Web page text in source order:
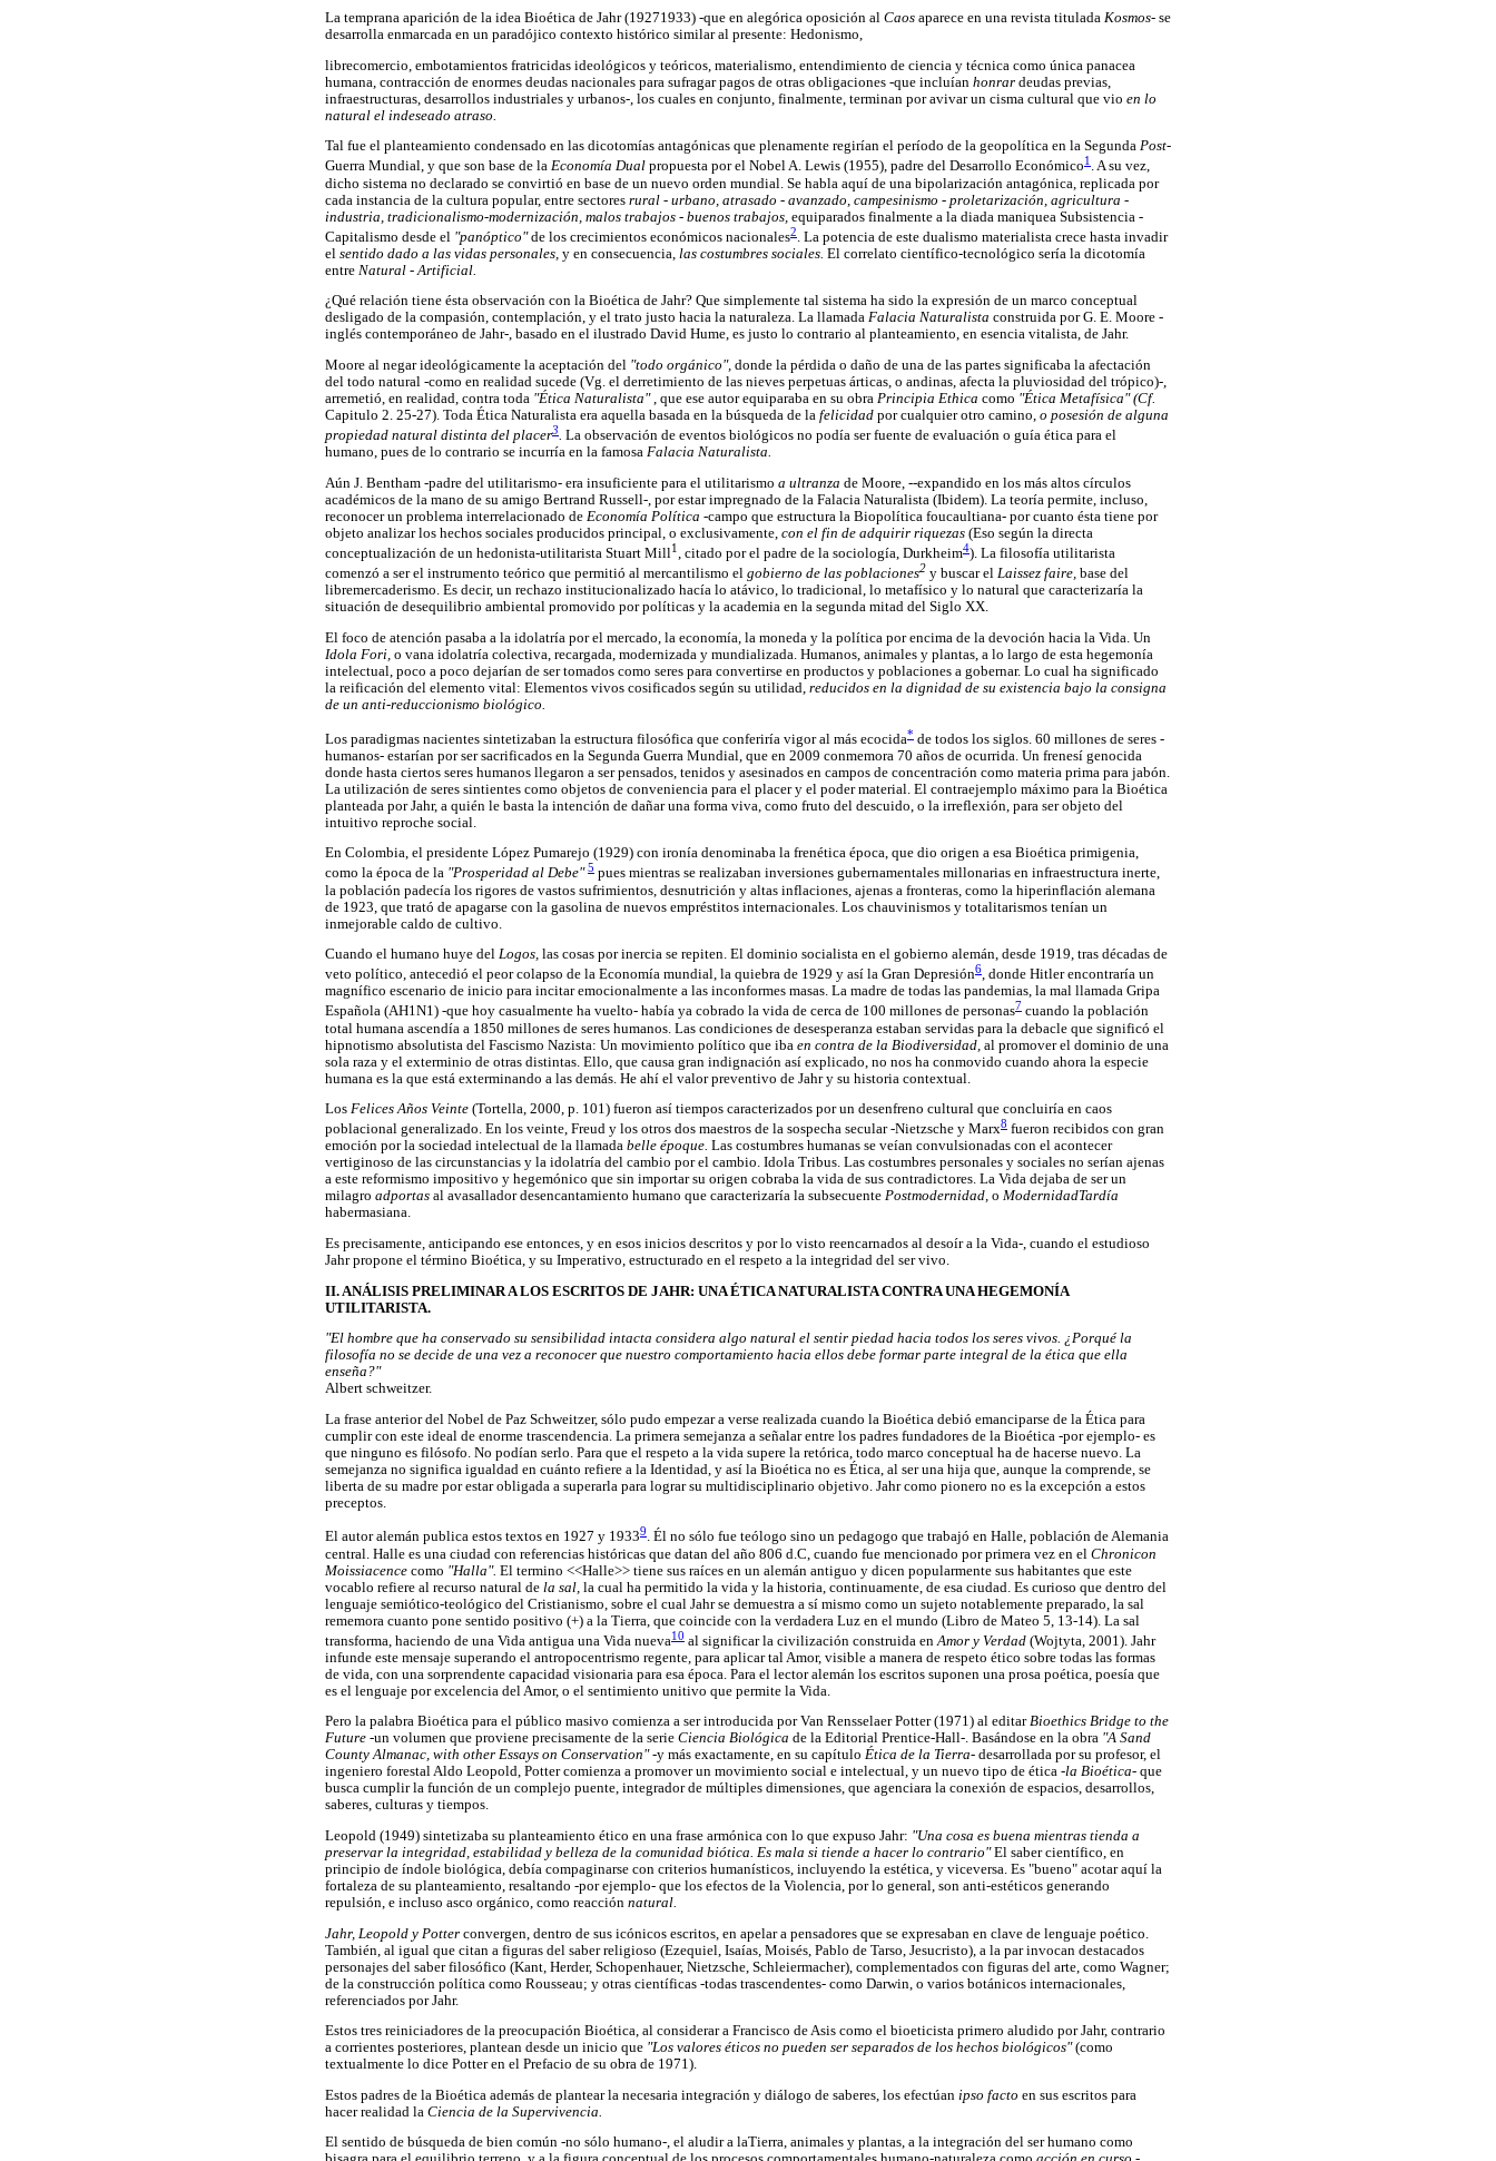
La temprana aparición de la idea Bioética de Jahr (19271933) -que en alegórica oposición al Caos aparece en una revista titulada Kosmos- se
desarrolla enmarcada en un paradójico contexto histórico similar al presente: Hedonismo,
librecomercio, embotamientos fratricidas ideológicos y teóricos, materialismo, entendimiento de ciencia y técnica como única panacea
humana, contracción de enormes deudas nacionales para sufragar pagos de otras obligaciones -que incluían honrar deudas previas,
infraestructuras, desarrollos industriales y urbanos-, los cuales en conjunto, finalmente, terminan por avivar un cisma cultural que vio en lo
natural el indeseado atraso.
Tal fue el planteamiento condensado en las dicotomías antagónicas que plenamente regirían el período de la geopolítica en la Segunda Post-
Guerra Mundial, y que son base de la Economía Dual propuesta por el Nobel A. Lewis (1955), padre del Desarrollo Económico1. A su vez,
dicho sistema no declarado se convirtió en base de un nuevo orden mundial. Se habla aquí de una bipolarización antagónica, replicada por
cada instancia de la cultura popular, entre sectores rural - urbano, atrasado - avanzado, campesinismo - proletarización, agricultura -
industria, tradicionalismo-modernización, malos trabajos - buenos trabajos, equiparados finalmente a la diada maniquea Subsistencia -
Capitalismo desde el "panóptico"de los crecimientos económicos nacionales2. La potencia de este dualismo materialista crece hasta invadir
el sentido dado a las vidas personales, y en consecuencia, las costumbres sociales. El correlato científico-tecnológico sería la dicotomía
entre Natural - Artificial.
¿Qué relación tiene ésta observación con la Bioética de Jahr? Que simplemente tal sistema ha sido la expresión de un marco conceptual
desligado de la compasión, contemplación, y el trato justo hacia la naturaleza. La llamada Falacia Naturalista construida por G. E. Moore -
inglés contemporáneo de Jahr-, basado en el ilustrado David Hume, es justo lo contrario al planteamiento, en esencia vitalista, de Jahr.
Moore al negar ideológicamente la aceptación del "todo orgánico", donde la pérdida o daño de una de las partes significaba la afectación
del todo natural -como en realidad sucede (Vg. el derretimiento de las nieves perpetuas árticas, o andinas, afecta la pluviosidad del trópico)-,
arremetió, en realidad, contra toda "Ética Naturalista", que ese autor equiparaba en su obra Principia Ethica como "Ética Metafísica" (Cf.
Capitulo 2. 25-27). Toda Ética Naturalista era aquella basada en la búsqueda de la felicidad por cualquier otro camino, o posesión de alguna
propiedad natural distinta del placer3. La observación de eventos biológicos no podía ser fuente de evaluación o guía ética para el
humano, pues de lo contrario se incurría en la famosa Falacia Naturalista.
Aún J. Bentham -padre del utilitarismo- era insuficiente para el utilitarismo a ultranza de Moore, --expandido en los más altos círculos
académicos de la mano de su amigo Bertrand Russell-, por estar impregnado de la Falacia Naturalista (Ibidem). La teoría permite, incluso,
reconocer un problema interrelacionado de Economía Política -campo que estructura la Biopolítica foucaultiana- por cuanto ésta tiene por
objeto analizar los hechos sociales producidos principal, o exclusivamente, con el fin de adquirir riquezas (Eso según la directa
conceptualización de un hedonista-utilitarista Stuart Mill1 , citado por el padre de la sociología, Durkheim4). La filosofía utilitarista
comenzó a ser el instrumento teórico que permitió al mercantilismo el gobierno de las poblaciones2 y buscar el Laissez faire, base del
libremercaderismo. Es decir, un rechazo institucionalizado hacía lo atávico, lo tradicional, lo metafísico y lo natural que caracterizaría la
situación de desequilibrio ambiental promovido por políticas y la academia en la segunda mitad del Siglo XX.
El foco de atención pasaba a la idolatría por el mercado, la economía, la moneda y la política por encima de la devoción hacia la Vida. Un
Idola Fori, o vana idolatría colectiva, recargada, modernizada y mundializada. Humanos, animales y plantas, a lo largo de esta hegemonía
intelectual, poco a poco dejarían de ser tomados como seres para convertirse en productos y poblaciones a gobernar. Lo cual ha significado
la reificación del elemento vital: Elementos vivos cosificados según su utilidad, reducidos en la dignidad de su existencia bajo la consigna
de un anti-reduccionismo biológico.
Los paradigmas nacientes sintetizaban la estructura filosófica que conferiría vigor al más ecocida* de todos los siglos. 60 millones de seres -
humanos- estarían por ser sacrificados en la Segunda Guerra Mundial, que en 2009 conmemora 70 años de ocurrida. Un frenesí genocida
donde hasta ciertos seres humanos llegaron a ser pensados, tenidos y asesinados en campos de concentración como materia prima para jabón.
La utilización de seres sintientes como objetos de conveniencia para el placer y el poder material. El contraejemplo máximo para la Bioética
planteada por Jahr, a quién le basta la intención de dañar una forma viva, como fruto del descuido, o la irreflexión, para ser objeto del
intuitivo reproche social.
En Colombia, el presidente López Pumarejo (1929) con ironía denominaba la frenética época, que dio origen a esa Bioética primigenia,
como la época de la "Prosperidad al Debe"5 pues mientras se realizaban inversiones gubernamentales millonarias en infraestructura inerte,
la población padecía los rigores de vastos sufrimientos, desnutrición y altas inflaciones, ajenas a fronteras, como la hiperinflación alemana
de 1923, que trató de apagarse con la gasolina de nuevos empréstitos internacionales. Los chauvinismos y totalitarismos tenían un
inmejorable caldo de cultivo.
Cuando el humano huye del Logos, las cosas por inercia se repiten. El dominio socialista en el gobierno alemán, desde 1919, tras décadas de
veto político, antecedió el peor colapso de la Economía mundial, la quiebra de 1929 y así la Gran Depresión6, donde Hitler encontraría un
magnífico escenario de inicio para incitar emocionalmente a las inconformes masas. La madre de todas las pandemias, la mal llamada Gripa
Española (AH1N1) -que hoy casualmente ha vuelto- había ya cobrado la vida de cerca de 100 millones de personas7 cuando la población
total humana ascendía a 1850 millones de seres humanos. Las condiciones de desesperanza estaban servidas para la debacle que significó el
hipnotismo absolutista del Fascismo Nazista: Un movimiento político que iba en contra de la Biodiversidad, al promover el dominio de una
sola raza y el exterminio de otras distintas. Ello, que causa gran indignación así explicado, no nos ha conmovido cuando ahora la especie
humana es la que está exterminando a las demás. He ahí el valor preventivo de Jahr y su historia contextual.
Los Felices Años Veinte (Tortella, 2000, p. 101) fueron así tiempos caracterizados por un desenfreno cultural que concluiría en caos
poblacional generalizado. En los veinte, Freud y los otros dos maestros de la sospecha secular -Nietzsche y Marx8 fueron recibidos con gran
emoción por la sociedad intelectual de la llamada belle époque. Las costumbres humanas se veían convulsionadas con el acontecer
vertiginoso de las circunstancias y la idolatría del cambio por el cambio. Idola Tribus. Las costumbres personales y sociales no serían ajenas
a este reformismo impositivo y hegemónico que sin importar su origen cobraba la vida de sus contradictores. La Vida dejaba de ser un
milagro adportas al avasallador desencantamiento humano que caracterizaría la subsecuente Postmodernidad, o ModernidadTardía
habermasiana.
Es precisamente, anticipando ese entonces, y en esos inicios descritos y por lo visto reencarnados al desoír a la Vida-, cuando el estudioso
Jahr propone el término Bioética, y su Imperativo, estructurado en el respeto a la integridad del ser vivo.
II. ANÁLISIS PRELIMINAR A LOS ESCRITOS DE JAHR: UNA ÉTICA NATURALISTA CONTRA UNA HEGEMONÍA
UTILITARISTA.
"El hombre que ha conservado su sensibilidad intacta considera algo natural el sentir piedad hacia todos los seres vivos. ¿Porqué la
filosofía no se decide de una vez a reconocer que nuestro comportamiento hacia ellos debe formar parte integral de la ética que ella
enseña?"
Albert schweitzer.
La frase anterior del Nobel de Paz Schweitzer, sólo pudo empezar a verse realizada cuando la Bioética debió emanciparse de la Ética para
cumplir con este ideal de enorme trascendencia. La primera semejanza a señalar entre los padres fundadores de la Bioética -por ejemplo- es
que ninguno es filósofo. No podían serlo. Para que el respeto a la vida supere la retórica, todo marco conceptual ha de hacerse nuevo. La
semejanza no significa igualdad en cuánto refiere a la Identidad, y así la Bioética no es Ética, al ser una hija que, aunque la comprende, se
liberta de su madre por estar obligada a superarla para lograr su multidisciplinario objetivo. Jahr como pionero no es la excepción a estos
preceptos.
El autor alemán publica estos textos en 1927 y 19339. Él no sólo fue teólogo sino un pedagogo que trabajó en Halle, población de Alemania
central. Halle es una ciudad con referencias históricas que datan del año 806 d.C, cuando fue mencionado por primera vez en el Chronicon
Moissiacence como "Halla". El termino <<Halle>> tiene sus raíces en un alemán antiguo y dicen popularmente sus habitantes que este
vocablo refiere al recurso natural de la sal, la cual ha permitido la vida y la historia, continuamente, de esa ciudad. Es curioso que dentro del
lenguaje semiótico-teológico del Cristianismo, sobre el cual Jahr se demuestra a sí mismo como un sujeto notablemente preparado, la sal
rememora cuanto pone sentido positivo (+) a la Tierra, que coincide con la verdadera Luz en el mundo (Libro de Mateo 5, 13-14). La sal
transforma, haciendo de una Vida antigua una Vida nueva10 al significar la civilización construida enAmor y Verdad (Wojtyta, 2001). Jahr
infunde este mensaje superando el antropocentrismo regente, para aplicar tal Amor, visible a manera de respeto ético sobre todas las formas
de vida, con una sorprendente capacidad visionaria para esa época. Para el lector alemán los escritos suponen una prosa poética, poesía que
es el lenguaje por excelencia del Amor, o el sentimiento unitivo que permite la Vida.
Pero la palabra Bioética para el público masivo comienza a ser introducida por Van Rensselaer Potter (1971) al editarBioethics Bridge to the
Future -un volumen que proviene precisamente de la serie Ciencia Biológica de la Editorial Prentice-Hall-. Basándose en la obra "A Sand
County Almanac, with other Essays on Conservation"-y más exactamente, en su capítulo Ética de la Tierra- desarrollada por su profesor, el
ingeniero forestal Aldo Leopold, Potter comienza a promover un movimiento social e intelectual, y un nuevo tipo de ética -la Bioética- que
busca cumplir la función de un complejo puente, integrador de múltiples dimensiones, que agenciara la conexión de espacios, desarrollos,
saberes, culturas y tiempos.
Leopold (1949) sintetizaba su planteamiento ético en una frase armónica con lo que expuso Jahr: "Una cosa es buena mientras tienda a
preservar la integridad, estabilidad y belleza de la comunidad biótica. Es mala si tiende a hacer lo contrario"El saber científico, en
principio de índole biológica, debía compaginarse con criterios humanísticos, incluyendo la estética, y viceversa. Es "bueno" acotar aquí la
fortaleza de su planteamiento, resaltando -por ejemplo- que los efectos de la Violencia, por lo general, son anti-estéticos generando
repulsión, e incluso asco orgánico, como reacción natural.
Jahr, Leopold y Potter convergen, dentro de sus icónicos escritos, en apelar a pensadores que se expresaban en clave de lenguaje poético.
También, al igual que citan a figuras del saber religioso (Ezequiel, Isaías, Moisés, Pablo de Tarso, Jesucristo), a la par invocan destacados
personajes del saber filosófico (Kant, Herder, Schopenhauer, Nietzsche, Schleiermacher), complementados con figuras del arte, como Wagner;
de la construcción política como Rousseau; y otras científicas -todas trascendentes- como Darwin, o varios botánicos internacionales,
referenciados por Jahr.
Estos tres reiniciadores de la preocupación Bioética, al considerar a Francisco de Asis como el bioeticista primero aludido por Jahr, contrario
a corrientes posteriores, plantean desde un inicio que "Los valores éticos no pueden ser separados de los hechos biológicos"(como
textualmente lo dice Potter en el Prefacio de su obra de 1971).
Estos padres de la Bioética además de plantear la necesaria integración y diálogo de saberes, los efectúan ipso facto en sus escritos para
hacer realidad la Ciencia de la Supervivencia.
El sentido de búsqueda de bien común -no sólo humano-, el aludir a laTierra, animales y plantas, a la integración del ser humano como